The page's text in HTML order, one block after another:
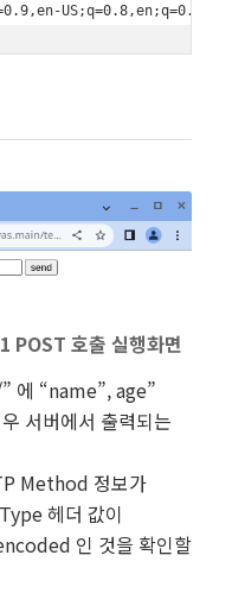
호출 실행화면
에 “name”, age”
서버에서 출력되는
Method 정보가
헤더 값이
인 것을 확인할